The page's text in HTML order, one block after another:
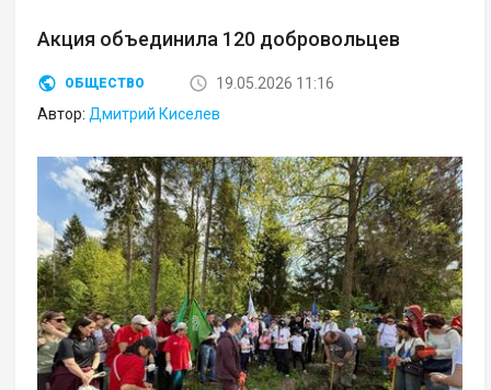
Акция объединила 120 добровольцев
ОБЩЕСТВО
19.05.2026 11:16
Автор:Дмитрий Киселев